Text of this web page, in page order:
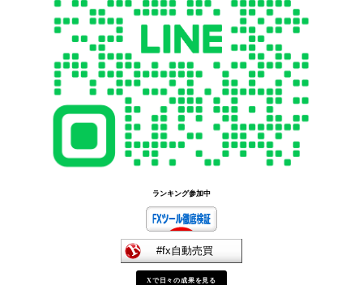
ランキング参加中
Xで日々の成果を見る